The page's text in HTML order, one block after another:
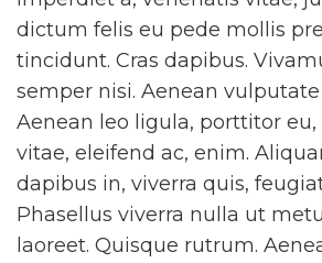
dictum felis eu pede mollis
tincidunt. Cras dapibus.
semper nisi. Aenean
Aenean leo ligula, porttitor
vitae, eleifend ac, enim.
dapibus in, viverra quis,
Phasellus viverra nulla ut
laoreet. Quisque rutrum.